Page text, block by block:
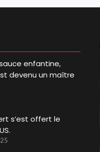
enfantine,
devenu un maître
s’est offert le